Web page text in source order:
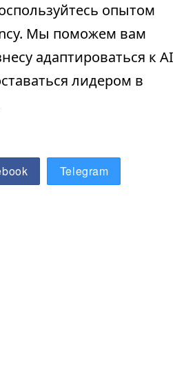
опытом
Мы поможем вам
адаптироваться к AI
лидером в
Telegram